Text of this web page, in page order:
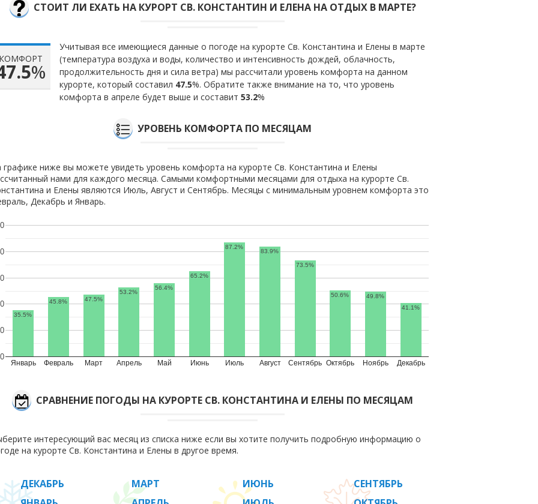
СТОИТ ЛИ ЕХАТЬ НА КУРОРТ СВ. КОНСТАНТИН И ЕЛЕНА НА ОТДЫХ В МАРТЕ?
КОМФОРТ
%
Учитывая все имеющиеся данные о погоде на курорте Св. Константина и Елены в марте
(температура воздуха и воды, количество и интенсивность дождей, облачность,
продолжительность дня и сила ветра) мы рассчитали уровень комфорта на данном
курорте, который составил 47.5%. Обратите также внимание на то, что уровень
комфорта в апреле будет выше и составит 53.2%
УРОВЕНЬ КОМФОРТА ПО МЕСЯЦАМ
графике ниже вы можете увидеть уровень комфорта на курорте Св. Константина и Елены
нами для каждого месяца. Самыми комфортными месяцами для отдыха на курорте Св.
и Елены являются Июль, Август и Сентябрь. Месяцы с минимальным уровнем комфорта это
Декабрь и Январь.
Январь Февраль Март Апрель Май Июнь Июль Август Сентябрь Октябрь Ноябрь Декабрь
0
35.5%
45.8% 47.5%
53.2%
56.4%
65.2%
87.2%
83.9%
73.5%
50.6%
49.8%
41.1%
СРАВНЕНИЕ ПОГОДЫ НА КУРОРТЕ СВ. КОНСТАНТИНА И ЕЛЕНЫ ПО МЕСЯЦАМ
интересующий вас месяц из списка ниже если вы хотите получить подробную информацию о
на курорте Св. Константина и Елены в другое время.
ДЕКАБРЬ
МАРТ
ИЮНЬ
СЕНТЯБРЬ